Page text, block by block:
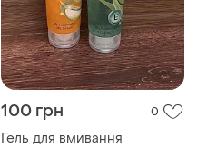
100 грн 0
Гель для вмивання